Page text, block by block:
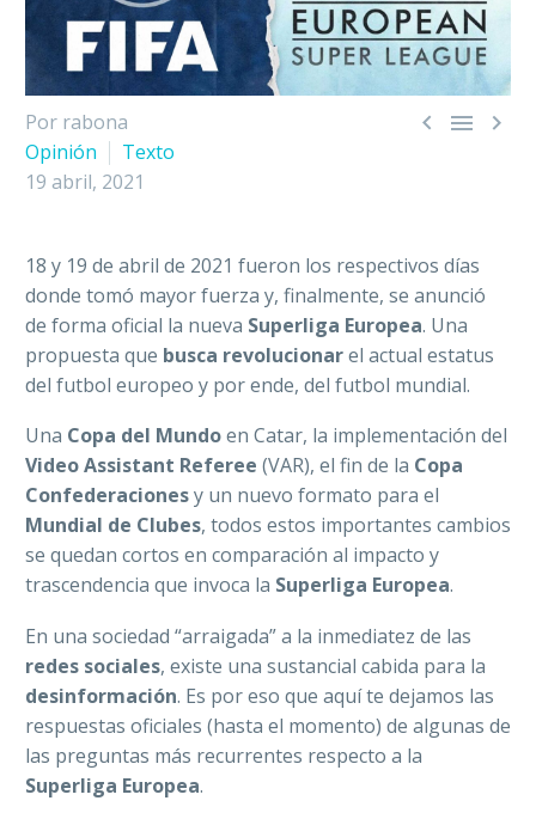
  
Por rabona
Opinión
Texto
19 abril, 2021
18 y 19 de abril de 2021 fueron los respectivos días
donde tomó mayor fuerza y, finalmente, se anunció
de forma oficial la nueva Superliga Europea. Una
propuesta que busca revolucionarel actual estatus
del futbol europeo y por ende, del futbol mundial.
Una Copa del Mundoen Catar, la implementación del
Video Assistant Referee (VAR), el fin de la Copa
Confederacionesy un nuevo formato para el
Mundial de Clubes, todos estos importantes cambios
se quedan cortos en comparación al impacto y
trascendencia que invoca la Superliga Europea.
En una sociedad “arraigada” a la inmediatez de las
redes sociales, existe una sustancial cabida para la
desinformación. Es por eso que aquí te dejamos las
respuestas oficiales (hasta el momento) de algunas de
las preguntas más recurrentes respecto a la
Superliga Europea.